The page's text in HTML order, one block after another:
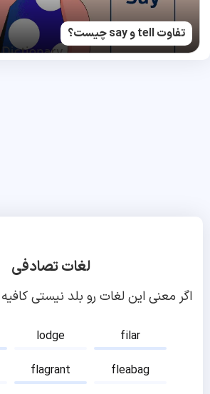
تفاوت tell و say چیست؟
لغات تصادفی
اگر معنی این لغات رو بلد نیستی
lodge
filar
flagrant
fleabag